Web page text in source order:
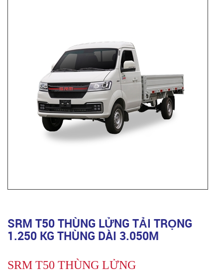
SRM T50 THÙNG LỬNG TẢI TRỌNG
1.250 KG THÙNG DÀI 3.050M
SRM T50 THÙNG LỬNG